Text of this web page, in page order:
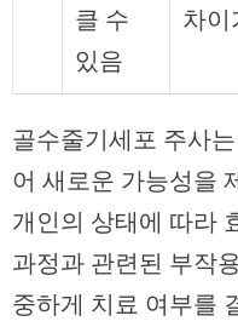
클 수
있음
차이
골수줄기세포 주사
어 새로운 가능성을
개인의 상태에 따라
과정과 관련된 부작
중하게 치료 여부를